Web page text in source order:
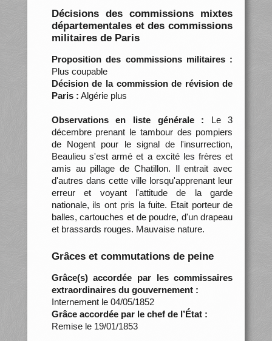
Décisions des commissions mixtes
départementales et des commissions
militaires de Paris
Proposition des commissions militaires :
Plus coupable
Décision de la commission de révision de
Paris : Algérie plus
Observations en liste générale : Le 3
décembre prenant le tambour des pompiers
de Nogent pour le signal de l'insurrection,
Beaulieu s'est armé et a excité les frères et
amis au pillage de Chatillon. Il entrait avec
d'autres dans cette ville lorsqu'apprenant leur
erreur et voyant l'attitude de la garde
nationale, ils ont pris la fuite. Etait porteur de
balles, cartouches et de poudre, d'un drapeau
et brassards rouges. Mauvaise nature.
Grâces et commutations de peine
Grâce(s) accordée par les commissaires
extraordinaires du gouvernement :
Internement le 04/05/1852
Grâce accordée par le chef de l’État :
Remise le 19/01/1853